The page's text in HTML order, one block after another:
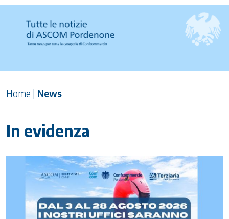
Home | News
In evidenza